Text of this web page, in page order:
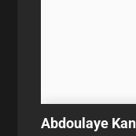
Abdoulaye